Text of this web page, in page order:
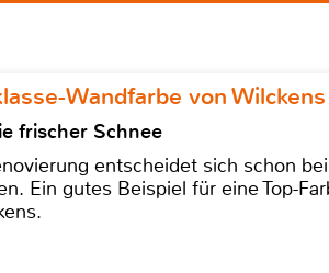
Wandfarbe von Wilckens
frischer Schnee
entscheidet sich schon
Ein gutes Beispiel für eine Top-